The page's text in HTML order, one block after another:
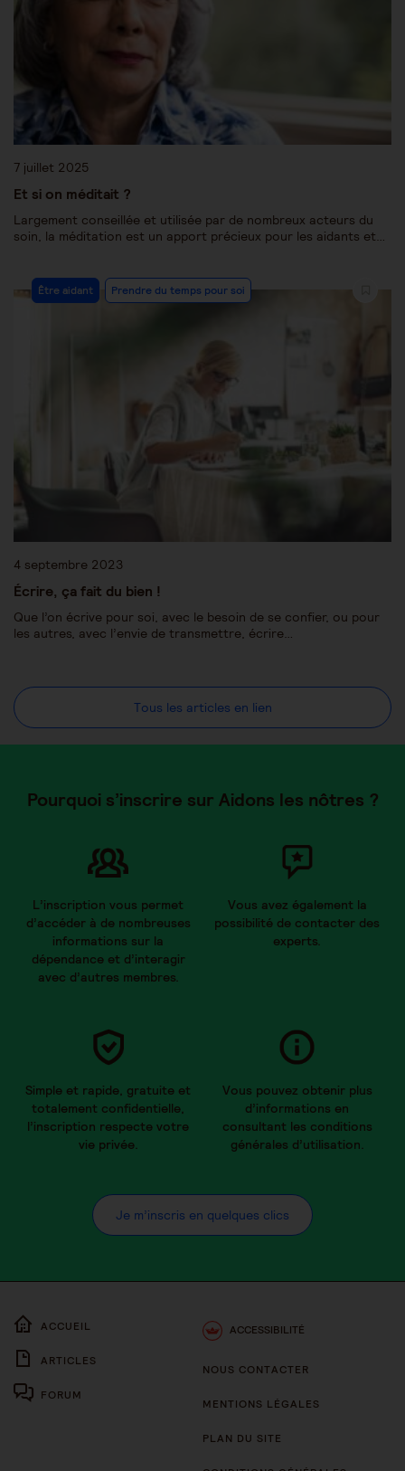
7 juillet 2025
Et si on méditait ?
Largement conseillée et utilisée par de nombreux acteurs du
soin, la méditation est un apport précieux pour les aidants et…
Être aidant Prendre du temps pour soi
4 septembre 2023
Écrire, ça fait du bien !
Que l’on écrive pour soi, avec le besoin de se confier, ou pour
les autres, avec l’envie de transmettre, écrire…
Tous les articles en lien
Pourquoi s’inscrire sur Aidons les nôtres ?
L’inscription vous permet
d’accéder à de nombreuses
informations sur la
dépendance et d’interagir
avec d’autres membres.
Vous avez également la
possibilité de contacter des
experts.
Simple et rapide, gratuite et
totalement confidentielle,
l’inscription respecte votre
vie privée.
Vous pouvez obtenir plus
d’informations en
consultant les conditions
générales d’utilisation.
Je m’inscris en quelques clics
ACCUEIL
ARTICLES
FORUM
ACCESSIBILITÉ
NOUS CONTACTER
MENTIONS LÉGALES
PLAN DU SITE